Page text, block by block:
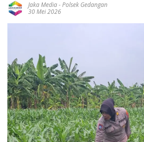
Jaka Media-Polsek Gedangan
30 Mei 2026